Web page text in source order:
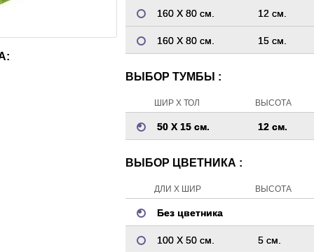
160 Х 80 см. 12 см.
160 Х 80 см. 15 см.
ВЫБОР ТУМБЫ :
ШИР Х ТОЛ ВЫСОТА
50 Х 15 см. 12 см.
ВЫБОР ЦВЕТНИКА :
ДЛИ Х ШИР ВЫСОТА
Без цветника
100 Х 50 см. 5 см.